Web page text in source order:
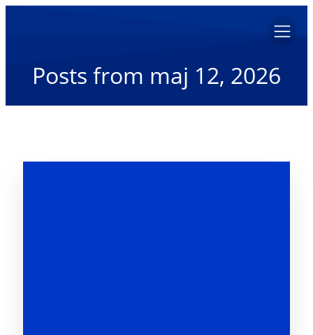
Posts from maj 12, 2026